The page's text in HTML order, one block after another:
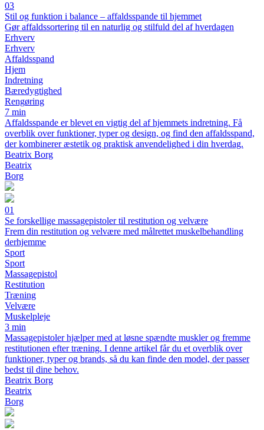
03
Stil og funktion i balance – affaldsspande til hjemmet
Gør affaldssortering til en naturlig og stilfuld del af hverdagen
Erhverv
Erhverv
Affaldsspand
Hjem
Indretning
Bæredygtighed
Rengøring
7 min
Affaldsspande er blevet en vigtig del af hjemmets indretning. Få
overblik over funktioner, typer og design, og find den affaldsspand,
der kombinerer æstetik og praktisk anvendelighed i din hverdag.
Beatrix Borg
Beatrix
Borg
01
Se forskellige massagepistoler til restitution og velvære
Frem din restitution og velvære med målrettet muskelbehandling
derhjemme
Sport
Sport
Massagepistol
Restitution
Træning
Velvære
Muskelpleje
3 min
Massagepistoler hjælper med at løsne spændte muskler og fremme
restitutionen efter træning. I denne artikel får du et overblik over
funktioner, typer og brands, så du kan finde den model, der passer
bedst til dine behov.
Beatrix Borg
Beatrix
Borg